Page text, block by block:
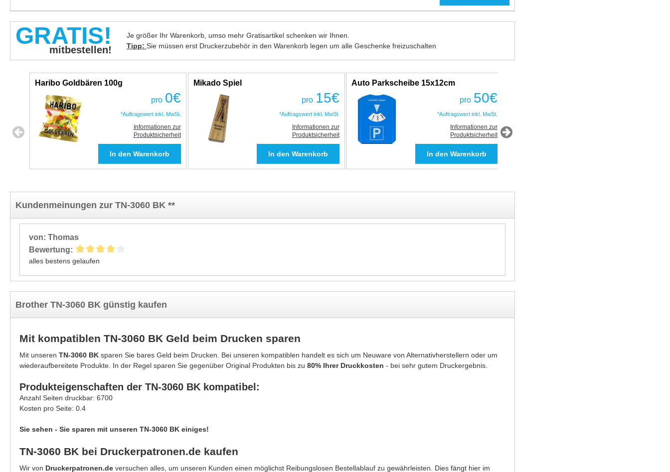
GRATIS!
mitbestellen!
Je größer Ihr Warenkorb, umso mehr Gratisartikel schenken wir Ihnen.
Tipp: Sie müssen erst Druckerzubehör in den Warenkorb legen um alle Geschenke freizuschalten
Haribo Goldbären 100g
pro 0€
*Auftragswert inkl. MwSt.
Informationen zur
Produktsicherheit
Mikado Spiel
pro 15€
*Auftragswert inkl. MwSt.
Informationen zur
Produktsicherheit
Auto Parkscheibe 15x12cm
pro 50€
*Auftragswert inkl. MwSt.
Informationen zur
Produktsicherheit
Kundenmeinungen zur TN-3060 BK **
von: Thomas
Bewertung:
alles bestens gelaufen
Brother TN-3060 BK günstig kaufen
Mit kompatiblen TN-3060 BK Geld beim Drucken sparen
Mit unseren TN-3060 BK sparen Sie bares Geld beim Drucken. Bei unseren kompatiblen handelt es sich um Neuware von Alternativherstellern oder um
wiederaufbereitete Produkte. In der Regel sparen Sie gegenüber Original Produkten bis zu 80% Ihrer Druckkosten - bei sehr gutem Druckergebnis.
Produkteigenschaften der TN-3060 BK kompatibel:
Anzahl Seiten druckbar: 6700
Kosten pro Seite: 0.4
Sie sehen - Sie sparen mit unseren TN-3060 BK einiges!
TN-3060 BK bei Druckerpatronen.de kaufen
Wir von Druckerpatronen.de versuchen alles, um unseren Kunden einen möglichst Reibungslosen Bestellablauf zu gewährleisten. Dies fängt hier im